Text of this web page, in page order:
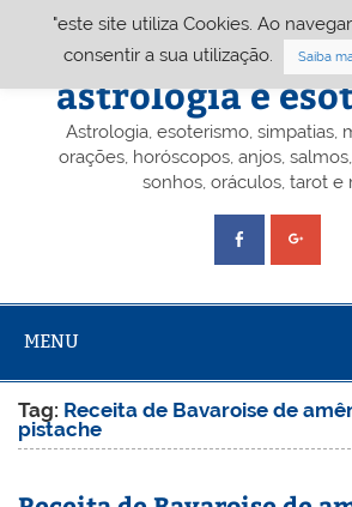
Portal A&E –
astrologia e
Astrologia, esoterismo, simpatias,
orações, horóscopos, anjos,
sonhos, oráculos, tarot e
MENU
Tag: Receita de Bavaroise de
pistache
"este site utiliza Cookies. Ao
consentir a sua utilização.
Saiba